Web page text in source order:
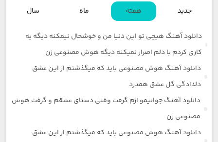
جدید هفته ماه سال
دانلود آهنگ هیچی تو این دنیا من و خوشحال نیمکنه دیگه یه
کاری کردم با دلم اصرار نمیکنه دیگه هوش مصنوعی زن
دانلود آهنگ هوش مصنوعی باید که میگذشتم از این عشق
دلدادگی گل عشق همدرد
دانلود آهنگ جوانیمو ازم گرفت وقتی دستای عشقم و گرفت هوش
مصنوعی زن
دانلود آهنگ هوش مصنوعی باید که میگذشتم از این عشق